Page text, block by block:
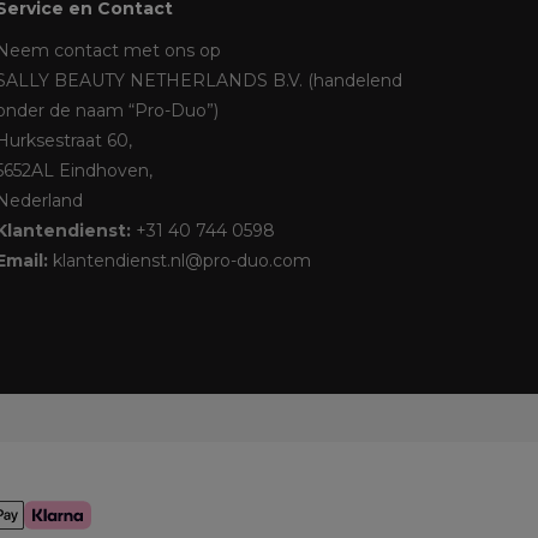
en Contact
contact met ons op
BEAUTY NETHERLANDS B.V. (handelend
de naam “Pro-Duo”)
60,
Eindhoven,
+31 40 744 0598
klantendienst.nl@pro-duo.com